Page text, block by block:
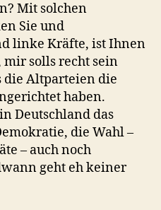
Mit solchen
Sie und
linke Kräfte, ist Ihnen
mir solls recht sein
die Altparteien die
haben.
Deutschland das
die Wahl –
– auch noch
geht eh keiner